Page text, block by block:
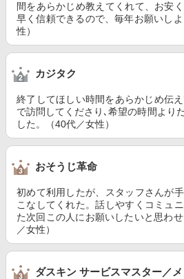
間をあらかじめ教えてくれて、お安
早く信頼できるので、毎年お願いし
性）
カジタク
終了してほしい時間をあらかじめ伝
で訪問してくださり､希望の時間より
した。（40代／女性）
おそうじ革命
初めて利用したが、スタッフさんが
こなしてくれた。話しやすくコミュ
た次回この人にお願いしたいと思わ
／女性）
ダスキン サービスマスター／